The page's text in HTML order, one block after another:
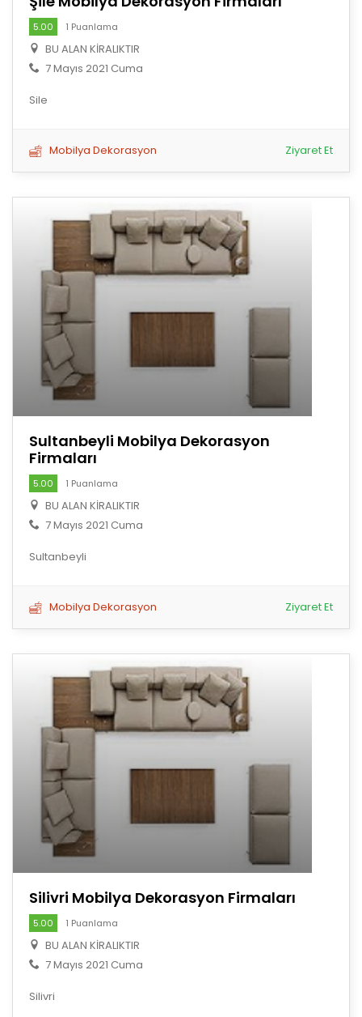
5.00 1 Puanlama
BU ALAN KİRALIKTIR
7 Mayıs 2021 Cuma
Sile
Mobilya Dekorasyon Ziyaret Et
Sultanbeyli Mobilya Dekorasyon
Firmaları
5.00 1 Puanlama
BU ALAN KİRALIKTIR
7 Mayıs 2021 Cuma
Sultanbeyli
Mobilya Dekorasyon Ziyaret Et
Silivri Mobilya Dekorasyon Firmaları
5.00 1 Puanlama
BU ALAN KİRALIKTIR
7 Mayıs 2021 Cuma
Silivri